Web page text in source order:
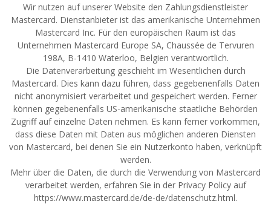
Wir nutzen auf unserer Website den Zahlungsdienstleister
Mastercard. Dienstanbieter ist das amerikanische Unternehmen
Mastercard Inc. Für den europäischen Raum ist das
Unternehmen Mastercard Europe SA, Chaussée de Tervuren
198A, B-1410 Waterloo, Belgien verantwortlich.
Die Datenverarbeitung geschieht im Wesentlichen durch
Mastercard. Dies kann dazu führen, dass gegebenenfalls Daten
nicht anonymisiert verarbeitet und gespeichert werden. Ferner
können gegebenenfalls US-amerikanische staatliche Behörden
Zugriff auf einzelne Daten nehmen. Es kann ferner vorkommen,
dass diese Daten mit Daten aus möglichen anderen Diensten
von Mastercard, bei denen Sie ein Nutzerkonto haben, verknüpft
werden.
Mehr über die Daten, die durch die Verwendung von Mastercard
verarbeitet werden, erfahren Sie in der Privacy Policy auf
https://www.mastercard.de/de-de/datenschutz.html.